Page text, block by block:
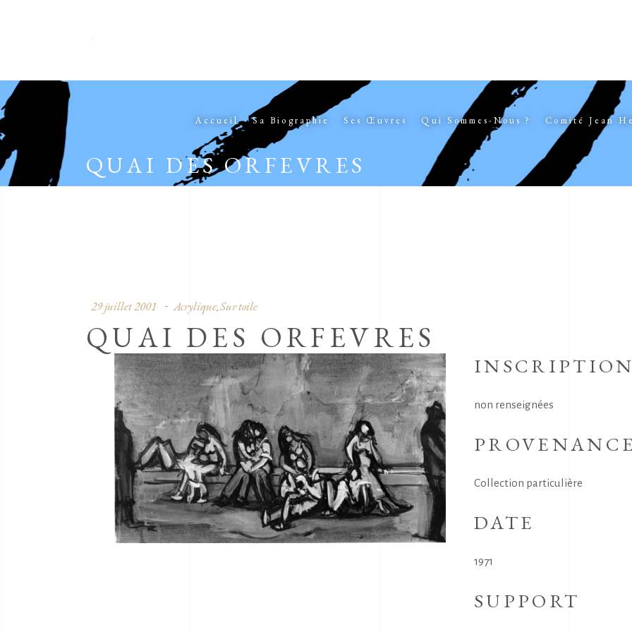
Accueil Sa Biographie Ses Œuvres Qui Sommes-Nous ? Comité Jean
QUAI DES ORFEVRES
29 juillet 2001 Acrylique, Sur toile
QUAI DES ORFEVRES
non renseignées
Collection particulière
DATE
1971
SUPPORT